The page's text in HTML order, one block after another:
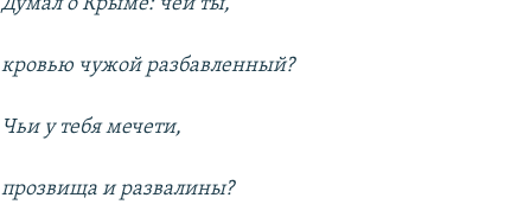
кровью чужой разбавленный?
Чьи у тебя мечети,
прозвища и развалины?